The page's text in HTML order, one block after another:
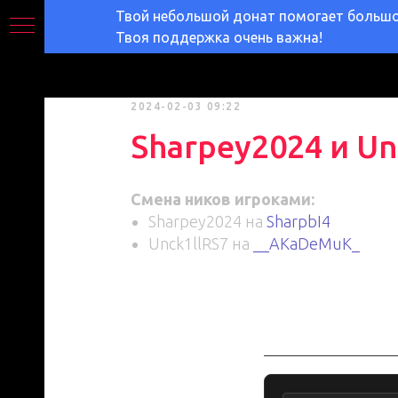
Твой небольшой донат помогает
Твоя поддержка очень важна!
2024-02-03 09:22
Sharpey2024 и
Смена ников игроками:
Sharpey2024 на SharpbI4
Unck1llRS7 на
__AKaDeMuK_